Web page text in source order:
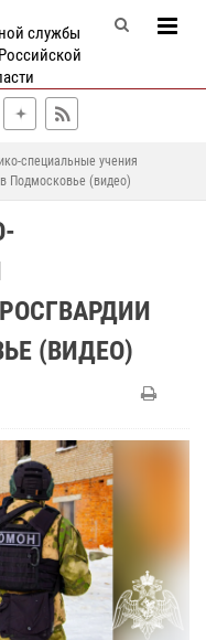
службы
специальные учения
Подмосковье (видео)
(ВИДЕО)